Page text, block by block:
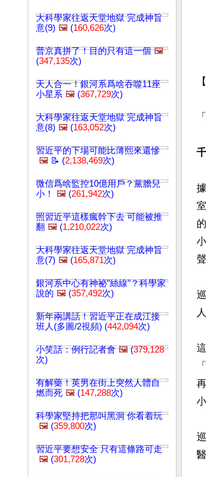
大科學家往返天堂地獄 完成神旨
意(9) 🖼️ (160,626次)
普京真拼了！目的只有這一個 🖼️
(347,135次)
天人合一！銀河系爲啥吞噬11座
小星系 🖼️ (367,729次)
大科學家往返天堂地獄 完成神旨
意(8) 🖼️ (163,052次)
習近平的下場可能比薄熙來還慘
🖼️ 📝 (2,138,469次)
微信爲啥監控10億用戶？黨膽兒
小！
🖼️ (261,942次)
照習近平這樣瘋幹下去 可能被推
翻 🖼️ (1,210,022次)
大科學家往返天堂地獄 完成神旨
意(7) 🖼️ (165,871次)
銀河系中心有神祕"絲線"？科學家
說的 🖼️ (357,492次)
新年兩講話！習近平正在成江接
班人(多圖/2視頻) (442,094次)
小笑話：例行記者會 🖼️(379,128
次)
有解藥！英男在街上突然人體自
燃而死 🖼️ (147,288次)
科學家堅持把那叫黑洞 你看着玩
🖼️ (359,800次)
習近平要想安全 只有這條路可走
🖼️ (301,728次)